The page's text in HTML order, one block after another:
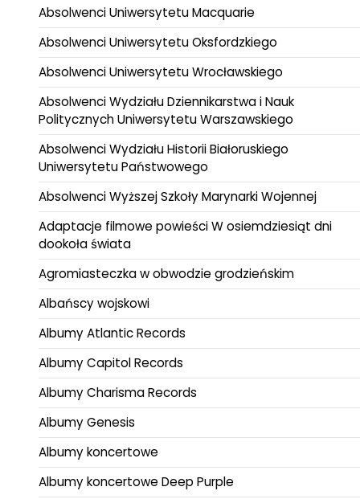
Absolwenci Uniwersytetu Macquarie
Absolwenci Uniwersytetu Oksfordzkiego
Absolwenci Uniwersytetu Wrocławskiego
Absolwenci Wydziału Dziennikarstwa i Nauk
Politycznych Uniwersytetu Warszawskiego
Absolwenci Wydziału Historii Białoruskiego
Uniwersytetu Państwowego
Absolwenci Wyższej Szkoły Marynarki Wojennej
Adaptacje filmowe powieści W osiemdziesiąt dni
dookoła świata
Agromiasteczka w obwodzie grodzieńskim
Albańscy wojskowi
Albumy Atlantic Records
Albumy Capitol Records
Albumy Charisma Records
Albumy Genesis
Albumy koncertowe
Albumy koncertowe Deep Purple